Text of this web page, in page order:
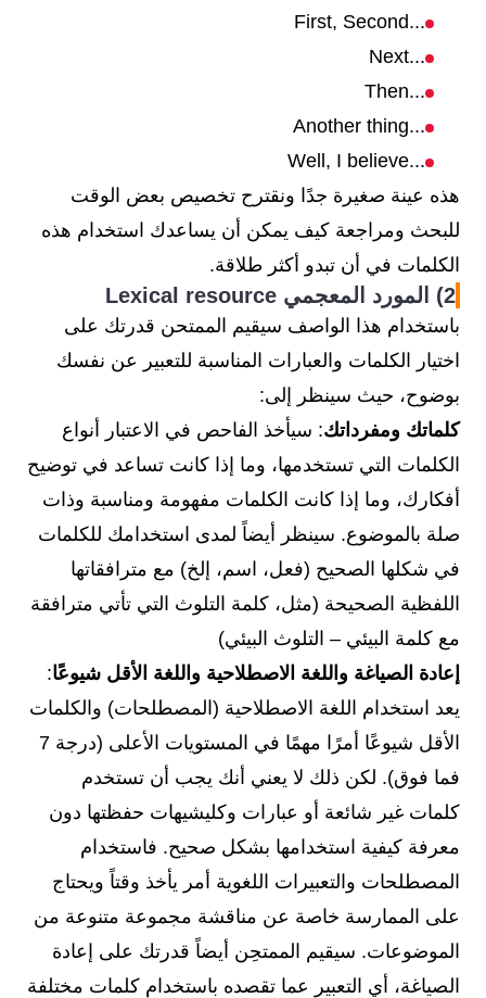
...First, Second
...Next
...Then
...Another thing
...Well, I believe
هذه عينة صغيرة جدًا ونقترح تخصيص بعض الوقت
للبحث ومراجعة كيف يمكن أن يساعدك استخدام هذه
الكلمات في أن تبدو أكثر طلاقة.
2) المورد المعجمي Lexical resource
باستخدام هذا الواصف سيقيم الممتحن قدرتك على
اختيار الكلمات والعبارات المناسبة للتعبير عن نفسك
بوضوح، حيث سينظر إلى:
كلماتك ومفرداتك: سيأخذ الفاحص في الاعتبار أنواع
الكلمات التي تستخدمها، وما إذا كانت تساعد في توضيح
أفكارك، وما إذا كانت الكلمات مفهومة ومناسبة وذات
صلة بالموضوع. سينظر أيضاً لمدى استخدامك للكلمات
في شكلها الصحيح (فعل، اسم، إلخ) مع مترافقاتها
اللفظية الصحيحة (مثل، كلمة التلوث التي تأتي مترافقة
مع كلمة البيئي – التلوث البيئي)
إعادة الصياغة واللغة الاصطلاحية واللغة الأقل شيوعًا:
يعد استخدام اللغة الاصطلاحية (المصطلحات) والكلمات
الأقل شيوعًا أمرًا مهمًا في المستويات الأعلى (درجة 7
فما فوق). لكن ذلك لا يعني أنك يجب أن تستخدم
كلمات غير شائعة أو عبارات وكليشيهات حفظتها دون
معرفة كيفية استخدامها بشكل صحيح. فاستخدام
المصطلحات والتعبيرات اللغوية أمر يأخذ وقتاً ويحتاج
على الممارسة خاصة عن مناقشة مجموعة متنوعة من
الموضوعات. سيقيم الممتحِن أيضاً قدرتك على إعادة
الصياغة، أي التعبير عما تقصده باستخدام كلمات مختلفة